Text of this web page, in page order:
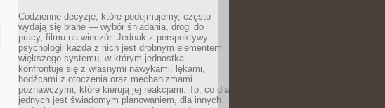
Codzienne decyzje, które podejmujemy, często
wydają się błahe — wybór śniadania, drogi do
pracy, filmu na wieczór. Jednak z perspektywy
psychologii każda z nich jest drobnym elementem
większego systemu, w którym jednostka
konfrontuje się z własnymi nawykami, lękami,
bodźcami z otoczenia oraz mechanizmami
poznawczymi, które kierują jej reakcjami. To, co dla
jednych jest świadomym planowaniem, dla innych